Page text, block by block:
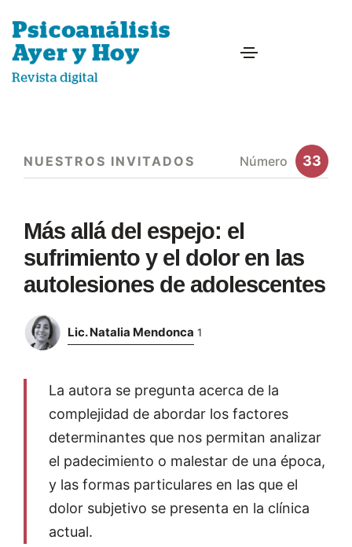
NUESTROS INVITADOS Número 33
Más allá del espejo: el
sufrimiento y el dolor en las
autolesiones de adolescentes
Lic. Natalia Mendonca 1
La autora se pregunta acerca de la
complejidad de abordar los factores
determinantes que nos permitan analizar
el padecimiento o malestar de una época,
y las formas particulares en las que el
dolor subjetivo se presenta en la clínica
actual.